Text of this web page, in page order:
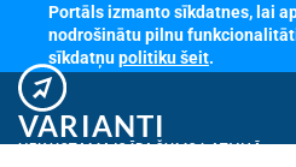
Portāls izmanto sīkdatnes, lai
nodrošinātu pilnu
sīkdatņupolitiku šeit.
VARIANTI
NEKUSTAMAIS ĪPAŠUMS LATVIJĀ